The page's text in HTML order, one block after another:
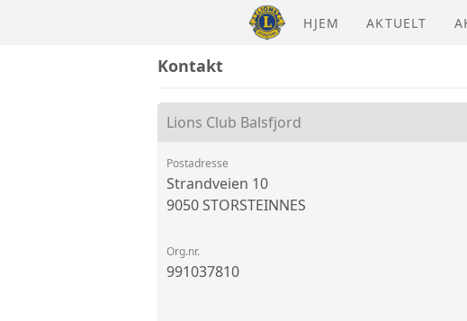
HJEM AKTUELT
Kontakt
Lions Club Balsfjord
Postadresse
Strandveien 10
9050 STORSTEINNES
Org.nr.
991037810